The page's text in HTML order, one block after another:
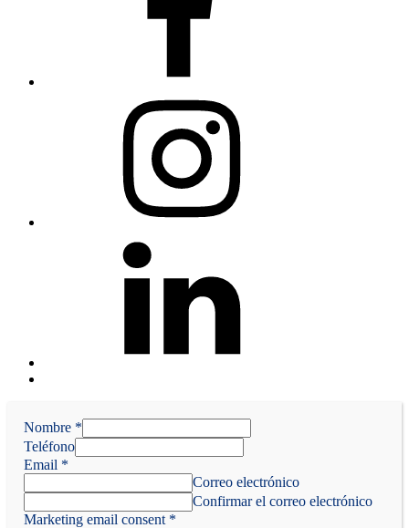
↑
Nombre *
Teléfono
Email *
Correo electrónico
Confirmar el correo electrónico
Marketing email consent *